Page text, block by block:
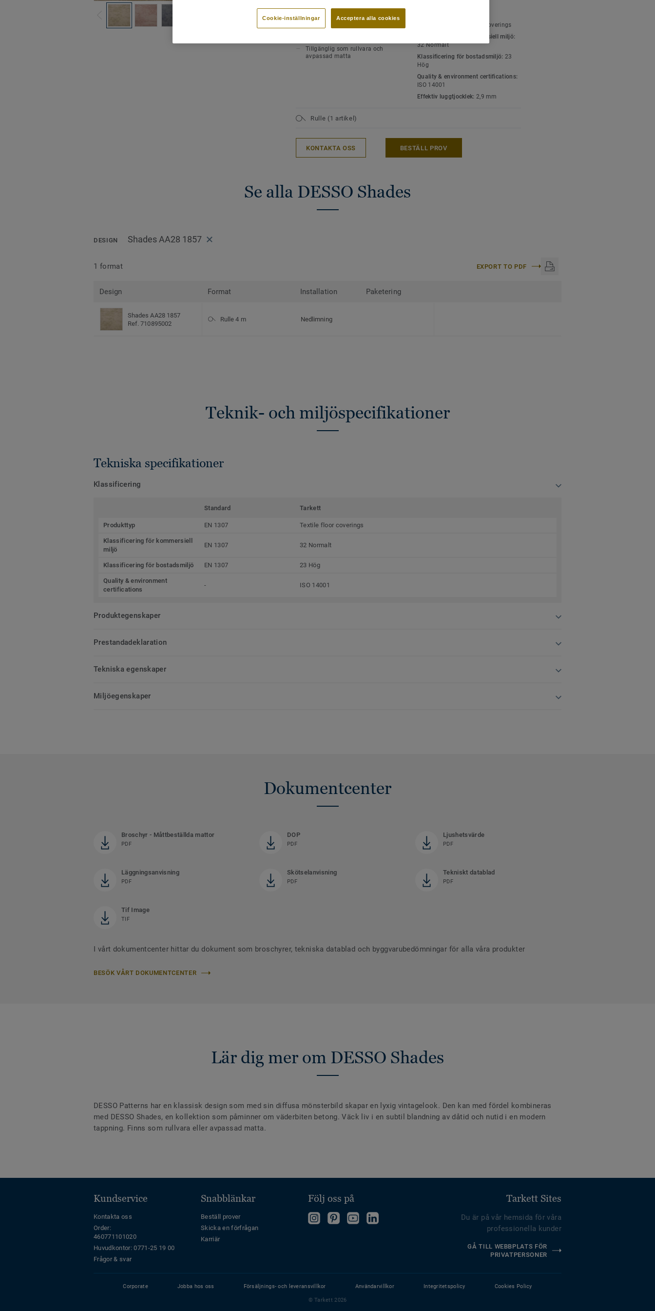
matta.
Skapar en lyxig vintage-look
Filtbaksida för större komfort
Tillgänglig som rullvara och
avpassad matta
Textile floor coverings
Klassificering för kommersiell miljö:
32 Normalt
Klassificering för bostadsmiljö: 23
Hög
Quality & environment certifications:
ISO 14001
Effektiv luggtjocklek: 2,9 mm
Rulle (1 artikel)
KONTAKTA OSS BESTÄLL PROV
Se alla DESSO Shades
DESIGN Shades AA28 1857
1 format EXPORT TO PDF
Design Format Installation Paketering
Shades AA28 1857
Ref. 710895002
Rulle 4 m Nedlimning
Teknik- och miljöspecifikationer
Tekniska specifikationer
Klassificering
Standard Tarkett
Produkttyp EN 1307 Textile floor coverings
Klassificering för kommersiell
miljö
EN 1307 32 Normalt
Klassificering för bostadsmiljö EN 1307 23 Hög
Quality & environment
certifications
- ISO 14001
Produktegenskaper
Prestandadeklaration
Tekniska egenskaper
Miljöegenskaper
Dokumentcenter
Broschyr - Måttbeställda mattor
PDF
DOP
PDF
Ljushetsvärde
PDF
Läggningsanvisning
PDF
Skötselanvisning
PDF
Tekniskt datablad
PDF
Tif Image
TIF
I vårt dokumentcenter hittar du dokument som broschyrer, tekniska datablad och byggvarubedömningar för alla våra produkter
BESÖK VÅRT DOKUMENTCENTER
Lär dig mer om DESSO Shades
DESSO Patterns har en klassisk design som med sin diffusa mönsterbild skapar en lyxig vintagelook. Den kan med fördel kombineras
med DESSO Shades, en kollektion som påminner om väderbiten betong. Väck liv i en subtil blandning av dåtid och nutid i en modern
tappning. Finns som rullvara eller avpassad matta.
Kundservice
Kontakta oss
Order:
460771101020
Huvudkontor: 0771-25 19 00
Frågor & svar
Snabblänkar
Beställ prover
Skicka en förfrågan
Karriär
Följ oss på
"FöljFollowFollowFollow
Tarkett Sites
Du är på vår hemsida för våra
professionella kunder
GÅ TILL WEBBPLATS FÖR
PRIVATPERSONER
Corporate Jobba hos oss Försäljnings- och leveransvillkor Användarvillkor Integritetspolicy Cookies Policy
© Tarkett 2026
Acceptera alla cookies
Cookie-inställningar